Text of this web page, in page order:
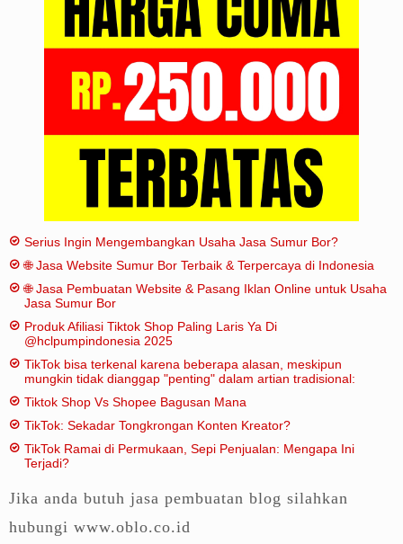
Serius Ingin Mengembangkan Usaha Jasa Sumur Bor?
🌐 Jasa Website Sumur Bor Terbaik & Terpercaya di Indonesia
🌐 Jasa Pembuatan Website & Pasang Iklan Online untuk Usaha
Jasa Sumur Bor
Produk Afiliasi Tiktok Shop Paling Laris Ya Di
@hclpumpindonesia 2025
TikTok bisa terkenal karena beberapa alasan, meskipun
mungkin tidak dianggap "penting" dalam artian tradisional:
Tiktok Shop Vs Shopee Bagusan Mana
TikTok: Sekadar Tongkrongan Konten Kreator?
TikTok Ramai di Permukaan, Sepi Penjualan: Mengapa Ini
Terjadi?
Jika anda butuh jasa pembuatan blog silahkan
hubungi www.oblo.co.id
Sitemap